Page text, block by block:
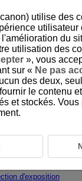
de
de connexion
d'exposition
utilise des
utilisateur
du
utilisation des
», vous
sur « Ne pas
des deux,
le contenu
et stockés.